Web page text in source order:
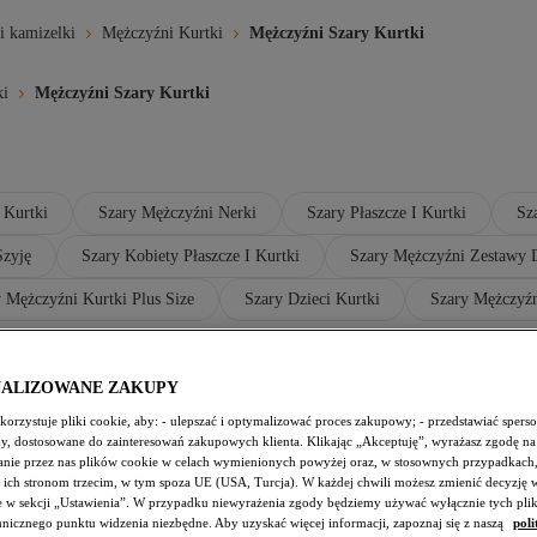
kamizelki Mężczyźni Kurtki Mężczyźni Szary Kurtki
Mężczyźni Szary Kurtki
Kurtki Szary Mężczyźni Nerki Szary Płaszcze I Kurtki
Szary Kobiety Płaszcze I Kurtki Szary Mężczyźni Zestawy
Mężczyźni Kurtki Plus Size Szary Dzieci Kurtki Szary
Wydaniu
mężczyzny w Polsce. Trendyol przedstawia
po eleganckie płaszcze - każdy model został
ZAKUPY
pliki cookie, aby: - ulepszać i optymalizować proces zakupowy; - przedstawiać
dostosowane do zainteresowań zakupowych klienta. Klikając „Akceptuję”, wyrażasz zgodę na
przez nas plików cookie w celach wymienionych powyżej oraz, w stosownych
ich stronom trzecim, w tym spoza UE (USA, Turcja). W każdej chwili możesz zmienić decyzję
sekcji „Ustawienia”. W przypadku niewyrażenia zgody będziemy używać wyłącznie tych
punktu widzenia niezbędne. Aby uzyskać więcej informacji, zapoznaj się z naszą